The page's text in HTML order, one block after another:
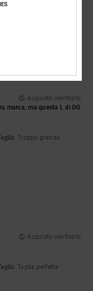
Acquisto verificato
marca, ma questa L di DG
: Troppo grande
Acquisto verificato
: Taglia perfetta